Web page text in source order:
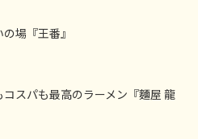
場『王番』
スパも最高のラーメン『麵屋 龍